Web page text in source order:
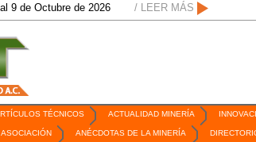
de 2026 / San Luis Potosí, SLP / / Mexico Mining
/ LEER MÁS
TÉCNICOS ACTUALIDAD MINERÍA
ANÉCDOTAS DE LA MINERÍA